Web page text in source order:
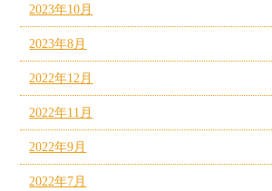
2023年10月
2023年8月
2022年12月
2022年11月
2022年9月
2022年7月